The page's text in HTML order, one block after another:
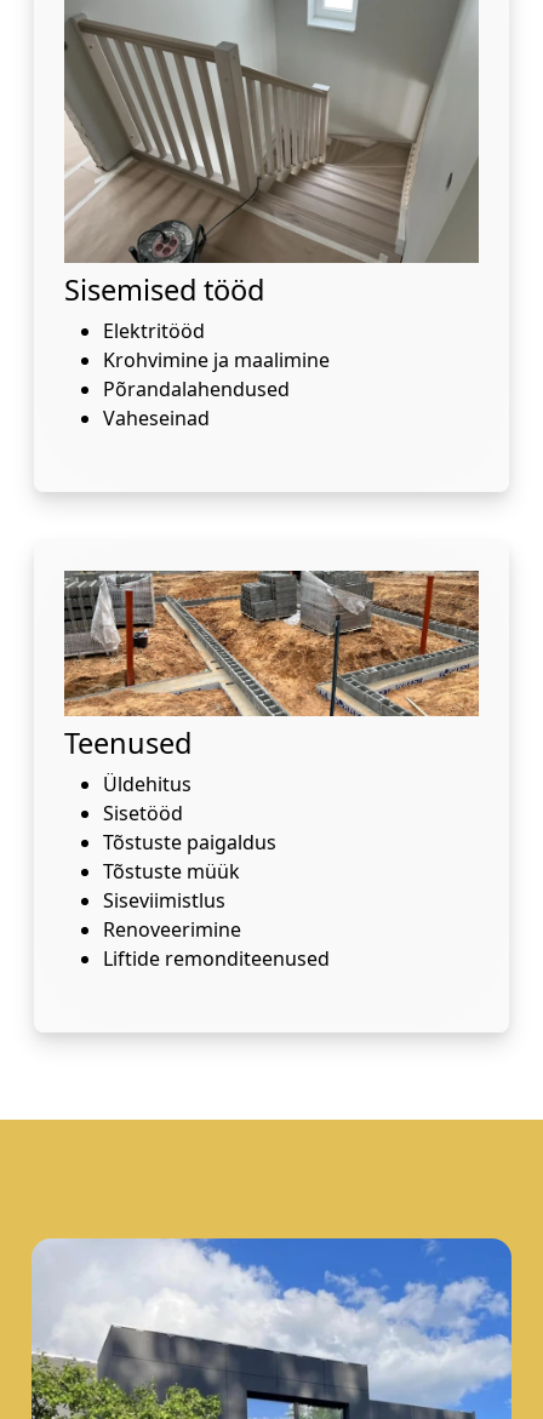
Sisemised tööd
Elektritööd
Krohvimine ja maalimine
Põrandalahendused
Vaheseinad
Teenused
Üldehitus
Sisetööd
Tõstuste paigaldus
Tõstuste müük
Siseviimistlus
Renoveerimine
Liftide remonditeenused